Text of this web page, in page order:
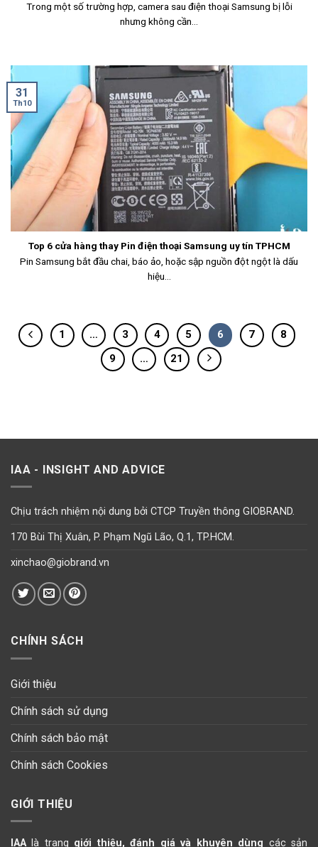
Trong một số trường hợp, camera sau điện thoại Samsung bị lỗi
nhưng không cần...
Top 6 cửa hàng thay Pin điện thoại Samsung uy tín TPHCM
Pin Samsung bắt đầu chai, báo ảo, hoặc sập nguồn đột ngột là dấu
hiệu...
31
Th10
1 … 3 4 5 6 7
8
9
… 21
IAA - INSIGHT AND ADVICE
Chịu trách nhiệm nội dung bởi CTCP Truyền thông GIOBRAND.
170 Bùi Thị Xuân, P. Phạm Ngũ Lão, Q.1, TP.HCM.
xinchao@giobrand.vn
CHÍNH SÁCH
Giới thiệu
Chính sách sử dụng
Chính sách bảo mật
Chính sách Cookies
GIỚI THIỆU
IAAlà trang giới thiệu, đánh giá và khuyên dùng các sản